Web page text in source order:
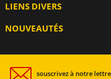
LIENS DIVERS
NOUVEAUTÉS
souscrivez à notre